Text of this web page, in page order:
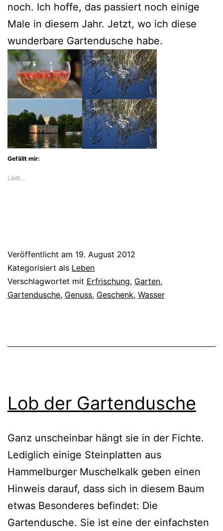
noch. Ich hoffe, das passiert noch einige
Male in diesem Jahr. Jetzt, wo ich diese
wunderbare Gartendusche habe.
Gefällt mir:
Lädt…
Veröffentlicht am 19. August 2012
Kategorisiert als Leben
Verschlagwortet mit Erfrischung, Garten,
Gartendusche, Genuss, Geschenk, Wasser
Lob der Gartendusche
Ganz unscheinbar hängt sie in der Fichte.
Lediglich einige Steinplatten aus
Hammelburger Muschelkalk geben einen
Hinweis darauf, dass sich in diesem Baum
etwas Besonderes befindet: Die
Gartendusche. Sie ist eine der einfachsten